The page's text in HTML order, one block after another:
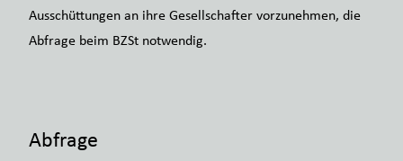
Ausschüttungen an ihre Gesellschafter vorzunehmen, die
Abfrage beim BZSt notwendig.
Abfrage